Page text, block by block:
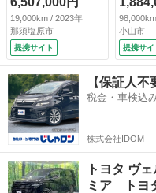
側電動ドア 全周囲
カメラ １００Ｖ電
源 衝突被害軽減シ
ステム レーダーク
ルーズ 禁煙車 レ
ザーシート 前後席
パワーシート ドラ
レコ コーナーセン
サー スマートキ
ー ＬＥＤヘッド
（車検整備付）
19,000km / 2023年
那須塩原市
提携サイト
Ｄ Ｄ
グＴＶ
ｏｏｔ
ックカ
ーセ
インＥ
ラレコ
モニタ
小山市
提携サイ
【保証人
税金・車検込
株式会社IDOM
トヨタ ヴ
ミア トヨ